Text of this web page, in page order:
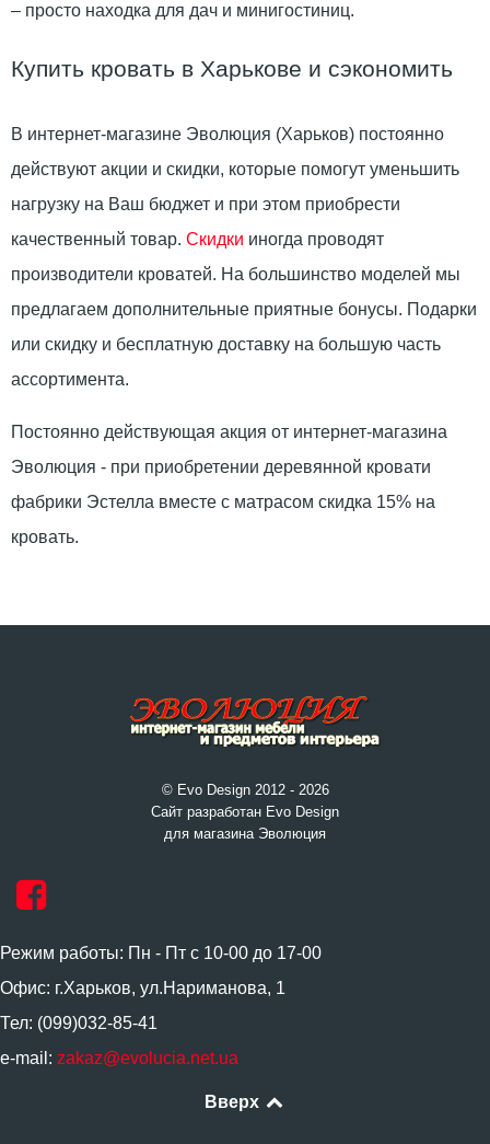
– просто находка для дач и минигостиниц.
Купить кровать в Харькове и сэкономить
В интернет-магазине Эволюция (Харьков) постоянно
действуют акции и скидки, которые помогут уменьшить
нагрузку на Ваш бюджет и при этом приобрести
качественный товар. Скидки иногда проводят
производители кроватей. На большинство моделей мы
предлагаем дополнительные приятные бонусы. Подарки
или скидку и бесплатную доставку на большую часть
ассортимента.
Постоянно действующая акция от интернет-магазина
Эволюция - при приобретении деревянной кровати
фабрики Эстелла вместе с матрасом скидка 15% на
кровать.
© Evo Design 2012 - 2026
Сайт разработан Evo Design
для магазина Эволюция
Режим работы: Пн - Пт с 10-00 до 17-00
Офис: г.Харьков, ул.Нариманова, 1
Тел: (099)032-85-41
e-mail: zakaz@evolucia.net.ua
Вверх